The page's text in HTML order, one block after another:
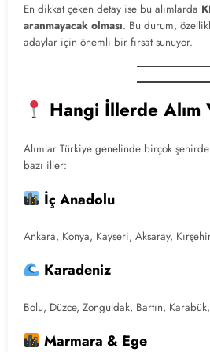
En dikkat çeken detay ise bu alımlarda
aranmayacak olması. Bu durum,
adaylar için önemli bir fırsat sunuyor.
Hangi İllerde Alım
Alımlar Türkiye genelinde birçok şehirde
bazı iller:
İç Anadolu
Ankara, Konya, Kayseri, Aksaray,
Karadeniz
Bolu, Düzce, Zonguldak, Bartın,
Marmara & Ege